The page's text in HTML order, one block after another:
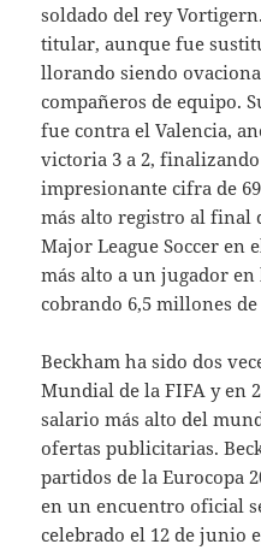
soldado del rey
titular, aunque fue
llorando siendo
compañeros de equipo.
fue contra el Valencia,
victoria 3 a 2,
impresionante cifra de
más alto registro al final
Major League Soccer en
más alto a un jugador
cobrando 6,5 millones
Beckham ha sido dos
Mundial de la FIFA y en
salario más alto del
ofertas publicitarias.
partidos de la Eurocopa
en un encuentro oficial
celebrado el 12 de junio